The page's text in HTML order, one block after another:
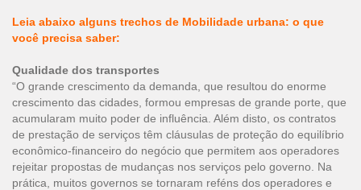
Leia abaixo alguns trechos de Mobilidade urbana: o que
você precisa saber:
Qualidade dos transportes
“O grande crescimento da demanda, que resultou do enorme
crescimento das cidades, formou empresas de grande porte, que
acumularam muito poder de influência. Além disto, os contratos
de prestação de serviços têm cláusulas de proteção do equilíbrio
econômico-financeiro do negócio que permitem aos operadores
rejeitar propostas de mudanças nos serviços pelo governo. Na
prática, muitos governos se tornaram reféns dos operadores e